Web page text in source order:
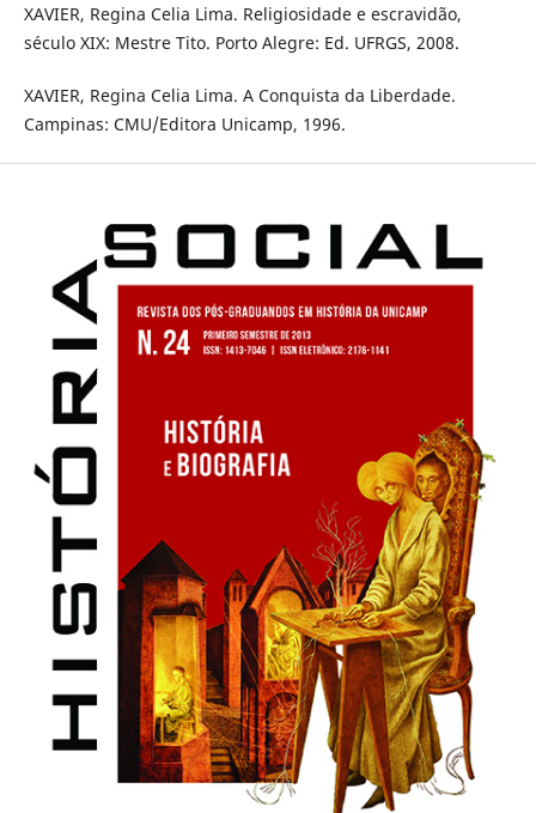
XAVIER, Regina Celia Lima. Religiosidade e escravidão,
século XIX: Mestre Tito. Porto Alegre: Ed. UFRGS, 2008.
XAVIER, Regina Celia Lima. A Conquista da Liberdade.
Campinas: CMU/Editora Unicamp, 1996.